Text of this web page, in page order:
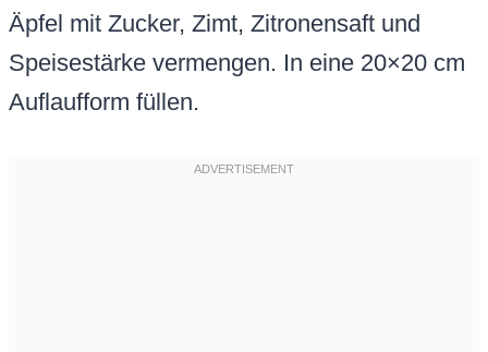
Äpfel mit Zucker, Zimt, Zitronensaft und
Speisestärke vermengen. In eine 20×20 cm
Auflaufform füllen.